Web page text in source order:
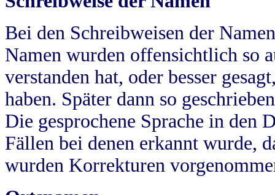
Bei den Schreibweisen der
Namen wurden offensichtlich so
verstanden hat, oder besser
haben. Später dann so
Die gesprochene Sprache in
Fällen bei denen erkannt wurde,
wurden Korrekturen